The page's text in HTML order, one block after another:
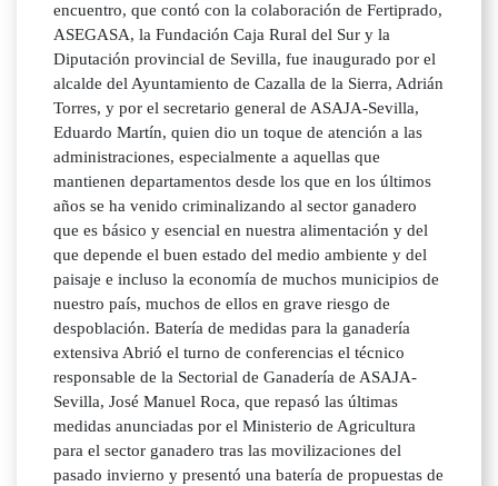
encuentro, que contó con la colaboración de Fertiprado,
ASEGASA, la Fundación Caja Rural del Sur y la
Diputación provincial de Sevilla, fue inaugurado por el
alcalde del Ayuntamiento de Cazalla de la Sierra, Adrián
Torres, y por el secretario general de ASAJA-Sevilla,
Eduardo Martín, quien dio un toque de atención a las
administraciones, especialmente a aquellas que
mantienen departamentos desde los que en los últimos
años se ha venido criminalizando al sector ganadero
que es básico y esencial en nuestra alimentación y del
que depende el buen estado del medio ambiente y del
paisaje e incluso la economía de muchos municipios de
nuestro país, muchos de ellos en grave riesgo de
despoblación. Batería de medidas para la ganadería
extensiva Abrió el turno de conferencias el técnico
responsable de la Sectorial de Ganadería de ASAJA-
Sevilla, José Manuel Roca, que repasó las últimas
medidas anunciadas por el Ministerio de Agricultura
para el sector ganadero tras las movilizaciones del
pasado invierno y presentó una batería de propuestas de